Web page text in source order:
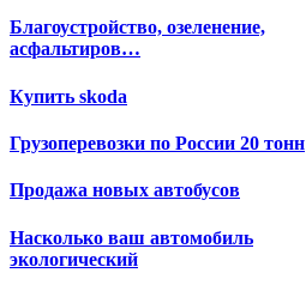
Благоустройство, озеленение,
асфальтиров…
Купить skoda
Грузоперевозки по России 20 тонн
Продажа новых автобусов
Насколько ваш автомобиль
экологический